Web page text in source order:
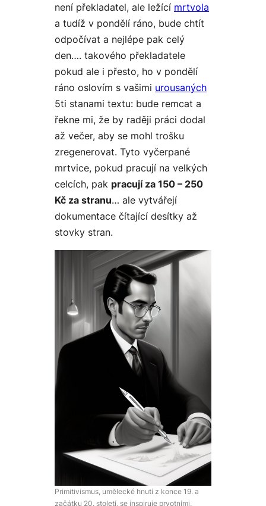
není překladatel, ale ležící mrtvola
a tudíž v pondělí ráno, bude chtít
odpočívat a nejlépe pak celý
den…. takového překladatele
pokud ale i přesto, ho v pondělí
ráno oslovím s vašimi urousaných
5ti stanami textu: bude remcat a
řekne mi, že by raději práci dodal
až večer, aby se mohl trošku
zregenerovat. Tyto vyčerpané
mrtvice, pokud pracují na velkých
celcích, pak pracují za 150 – 250
Kč za stranu… ale vytvářejí
dokumentace čítající desítky až
stovky stran.
Primitivismus , umělecké hnutí z konce 19. a
začátku 20. století, se inspiruje prvotními,